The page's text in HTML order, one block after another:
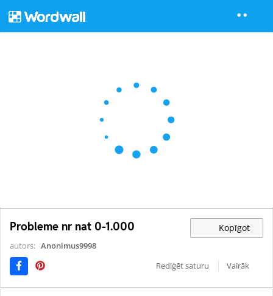
Probleme nr nat 0-1.000 Kopīgot
autors: Anonimus9998
Rediģēt saturu
Vairāk